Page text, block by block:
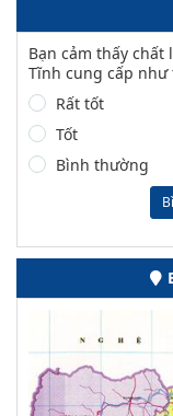
Bạn cảm thấy chất
Tĩnh cung cấp như
Rất tốt
Tốt
Bình thường